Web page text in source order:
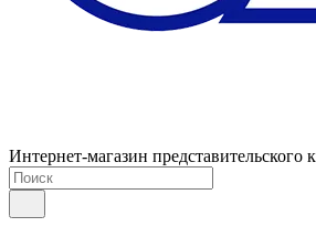
Интернет-магазин представительского